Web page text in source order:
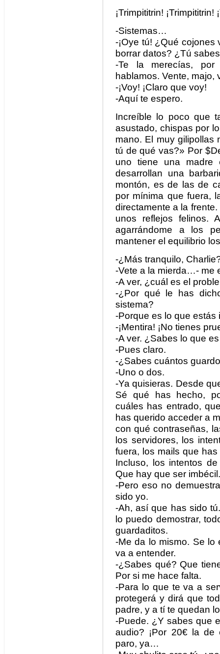
¡Trimpititrin! ¡Trimpititrin!
-Sistemas…
-¡Oye tú! ¿Qué
borrar datos? ¿Tú
-Te la merecías, por
hablamos. Vente, majo,
-¡Voy! ¡Claro que voy!
-Aquí te espero.
Increíble lo poco que
asustado, chispas por
mano. El muy gilipollas
tú de qué vas?» Por
uno tiene una
desarrollan una
montón, es de las de
por mínima que fuera,
directamente a la
unos reflejos felinos.
agarrándome a los
mantener el equilibrio
-¿Más tranquilo,
-Vete a la mierda…- me
-A ver, ¿cuál es el
-¿Por qué le has
sistema?
-Porque es lo que
-¡Mentira! ¡No tienes
-A ver. ¿Sabes lo que
-Pues claro.
-¿Sabes cuántos
-Uno o dos.
-Ya quisieras. Desde
Sé qué has hecho,
cuáles has entrado,
has querido acceder a
con qué contraseñas,
los servidores, los
fuera, los mails que
Incluso, los intentos
Que hay que ser imbécil.
-Pero eso no
sido yo.
-Ah, así que has sido
lo puedo demostrar,
guardaditos.
-Me da lo mismo. Se
va a entender.
-¿Sabes qué? Que
Por si me hace falta.
-Para lo que te va a
protegerá y dirá que
padre, y a tí te quedan
-Puede. ¿Y sabes que
audio? ¡Por 20€ la
paro, ya…